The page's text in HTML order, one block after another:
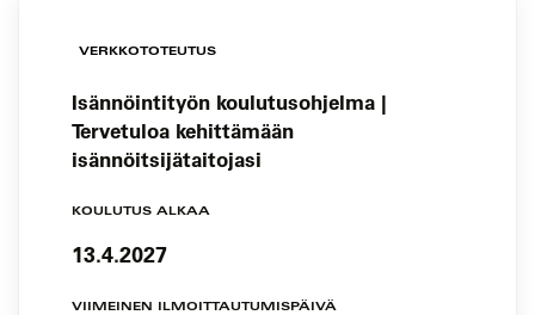
VERKKOTOTEUTUS
Isännöintityön koulutusohjelma |
Tervetuloa kehittämään
isännöitsijätaitojasi
KOULUTUS ALKAA
13.4.2027
VIIMEINEN ILMOITTAUTUMISPÄIVÄ